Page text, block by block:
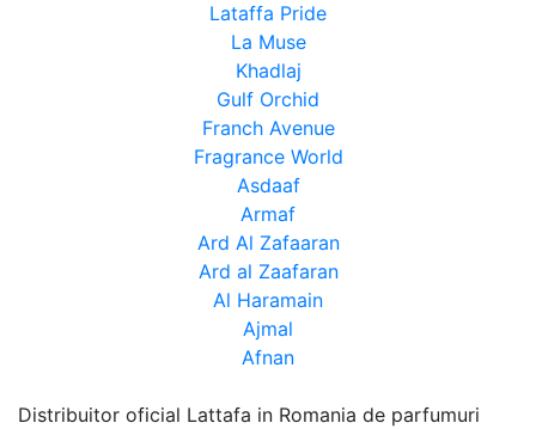
Lataffa Pride
La Muse
Khadlaj
Gulf Orchid
Franch Avenue
Fragrance World
Asdaaf
Armaf
Ard Al Zafaaran
Ard al Zaafaran
Al Haramain
Ajmal
Afnan
Distribuitor oficial Lattafa in Romania de parfumuri